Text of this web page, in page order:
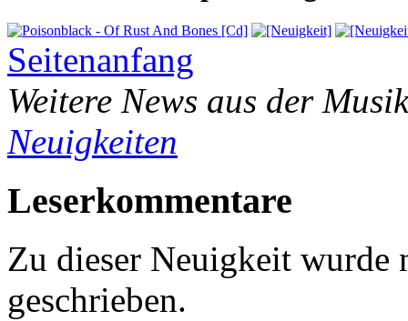
Seitenanfang
Weitere News aus der
Neuigkeiten
Leserkommentare
Zu dieser Neuigkeit wurde
geschrieben.